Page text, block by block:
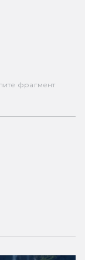
фрагмент